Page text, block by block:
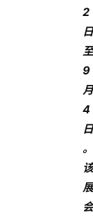
2
日
至
9
月
4
日‌
。
该
展
会